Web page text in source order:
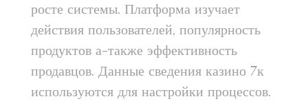
росте системы. Платформа изучает
действия пользователей, популярность
продуктов а-также эффективность
продавцов. Данные сведения казино 7к
используются для настройки процессов.